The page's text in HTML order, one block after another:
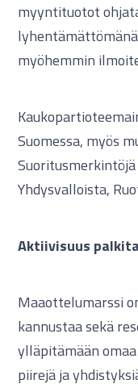
myyntituotot
myöhemmin
Suomessa, myös
Yhdysvalloista,
Aktiivisuus
Maaottelumarssi
kannustaa sekä
ylläpitämään
piirejä ja